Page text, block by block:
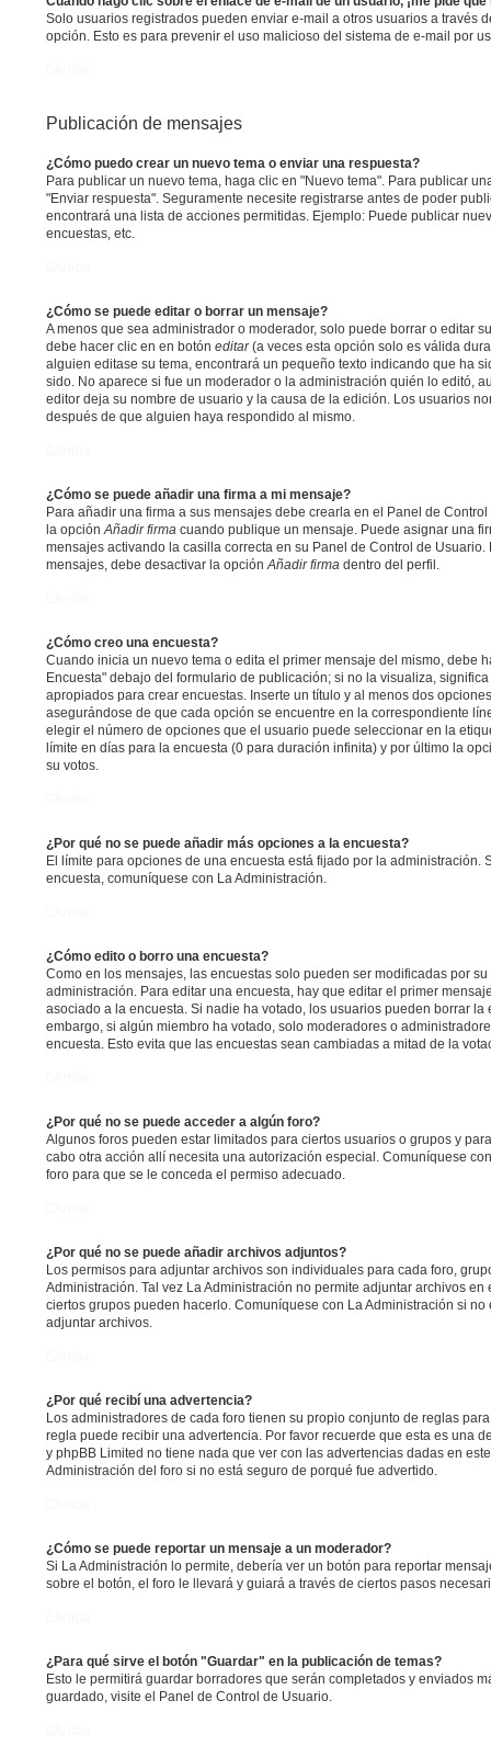
Solo usuarios registrados pueden enviar e-mail a otros usuarios a través
opción. Esto es para prevenir el uso malicioso del sistema de e-mail por
Publicación de mensajes
¿Cómo puedo crear un nuevo tema o enviar una respuesta?
Para publicar un nuevo tema, haga clic en "Nuevo tema". Para publicar
"Enviar respuesta". Seguramente necesite registrarse antes de poder
encontrará una lista de acciones permitidas. Ejemplo: Puede publicar
encuestas, etc.
¿Cómo se puede editar o borrar un mensaje?
A menos que sea administrador o moderador, solo puede borrar o editar
debe hacer clic en en botón editar(a veces esta opción solo es válida
alguien editase su tema, encontrará un pequeño texto indicando que ha
sido. No aparece si fue un moderador o la administración quién lo editó,
editor deja su nombre de usuario y la causa de la edición. Los usuarios
después de que alguien haya respondido al mismo.
¿Cómo se puede añadir una firma a mi mensaje?
Para añadir una firma a sus mensajes debe crearla en el Panel de
la opciónAñadir firma cuando publique un mensaje. Puede asignar una
mensajes activando la casilla correcta en su Panel de Control de
mensajes, debe desactivar la opciónAñadir firma dentro del perfil.
¿Cómo creo una encuesta?
Cuando inicia un nuevo tema o edita el primer mensaje del mismo, debe
Encuesta" debajo del formulario de publicación; si no la visualiza,
apropiados para crear encuestas. Inserte un título y al menos dos
asegurándose de que cada opción se encuentre en la correspondiente
elegir el número de opciones que el usuario puede seleccionar en la
límite en días para la encuesta (0 para duración infinita) y por último la
su votos.
¿Por qué no se puede añadir más opciones a la encuesta?
El límite para opciones de una encuesta está fijado por la administración.
encuesta, comuníquese con La Administración.
¿Cómo edito o borro una encuesta?
Como en los mensajes, las encuestas solo pueden ser modificadas por
administración. Para editar una encuesta, hay que editar el primer
asociado a la encuesta. Si nadie ha votado, los usuarios pueden borrar
embargo, si algún miembro ha votado, solo moderadores o
encuesta. Esto evita que las encuestas sean cambiadas a mitad de la
¿Por qué no se puede acceder a algún foro?
Algunos foros pueden estar limitados para ciertos usuarios o grupos y
cabo otra acción allí necesita una autorización especial. Comuníquese
foro para que se le conceda el permiso adecuado.
¿Por qué no se puede añadir archivos adjuntos?
Los permisos para adjuntar archivos son individuales para cada foro,
Administración. Tal vez La Administración no permite adjuntar archivos
ciertos grupos pueden hacerlo. Comuníquese con La Administración si
adjuntar archivos.
¿Por qué recibí una advertencia?
Los administradores de cada foro tienen su propio conjunto de reglas
regla puede recibir una advertencia. Por favor recuerde que esta es una
y phpBB Limited no tiene nada que ver con las advertencias dadas en
Administración del foro si no está seguro de porqué fue advertido.
¿Cómo se puede reportar un mensaje a un moderador?
Si La Administración lo permite, debería ver un botón para reportar
sobre el botón, el foro le llevará y guiará a través de ciertos pasos
¿Para qué sirve el botón "Guardar" en la publicación de temas?
Esto le permitirá guardar borradores que serán completados y enviados
guardado, visite el Panel de Control de Usuario.